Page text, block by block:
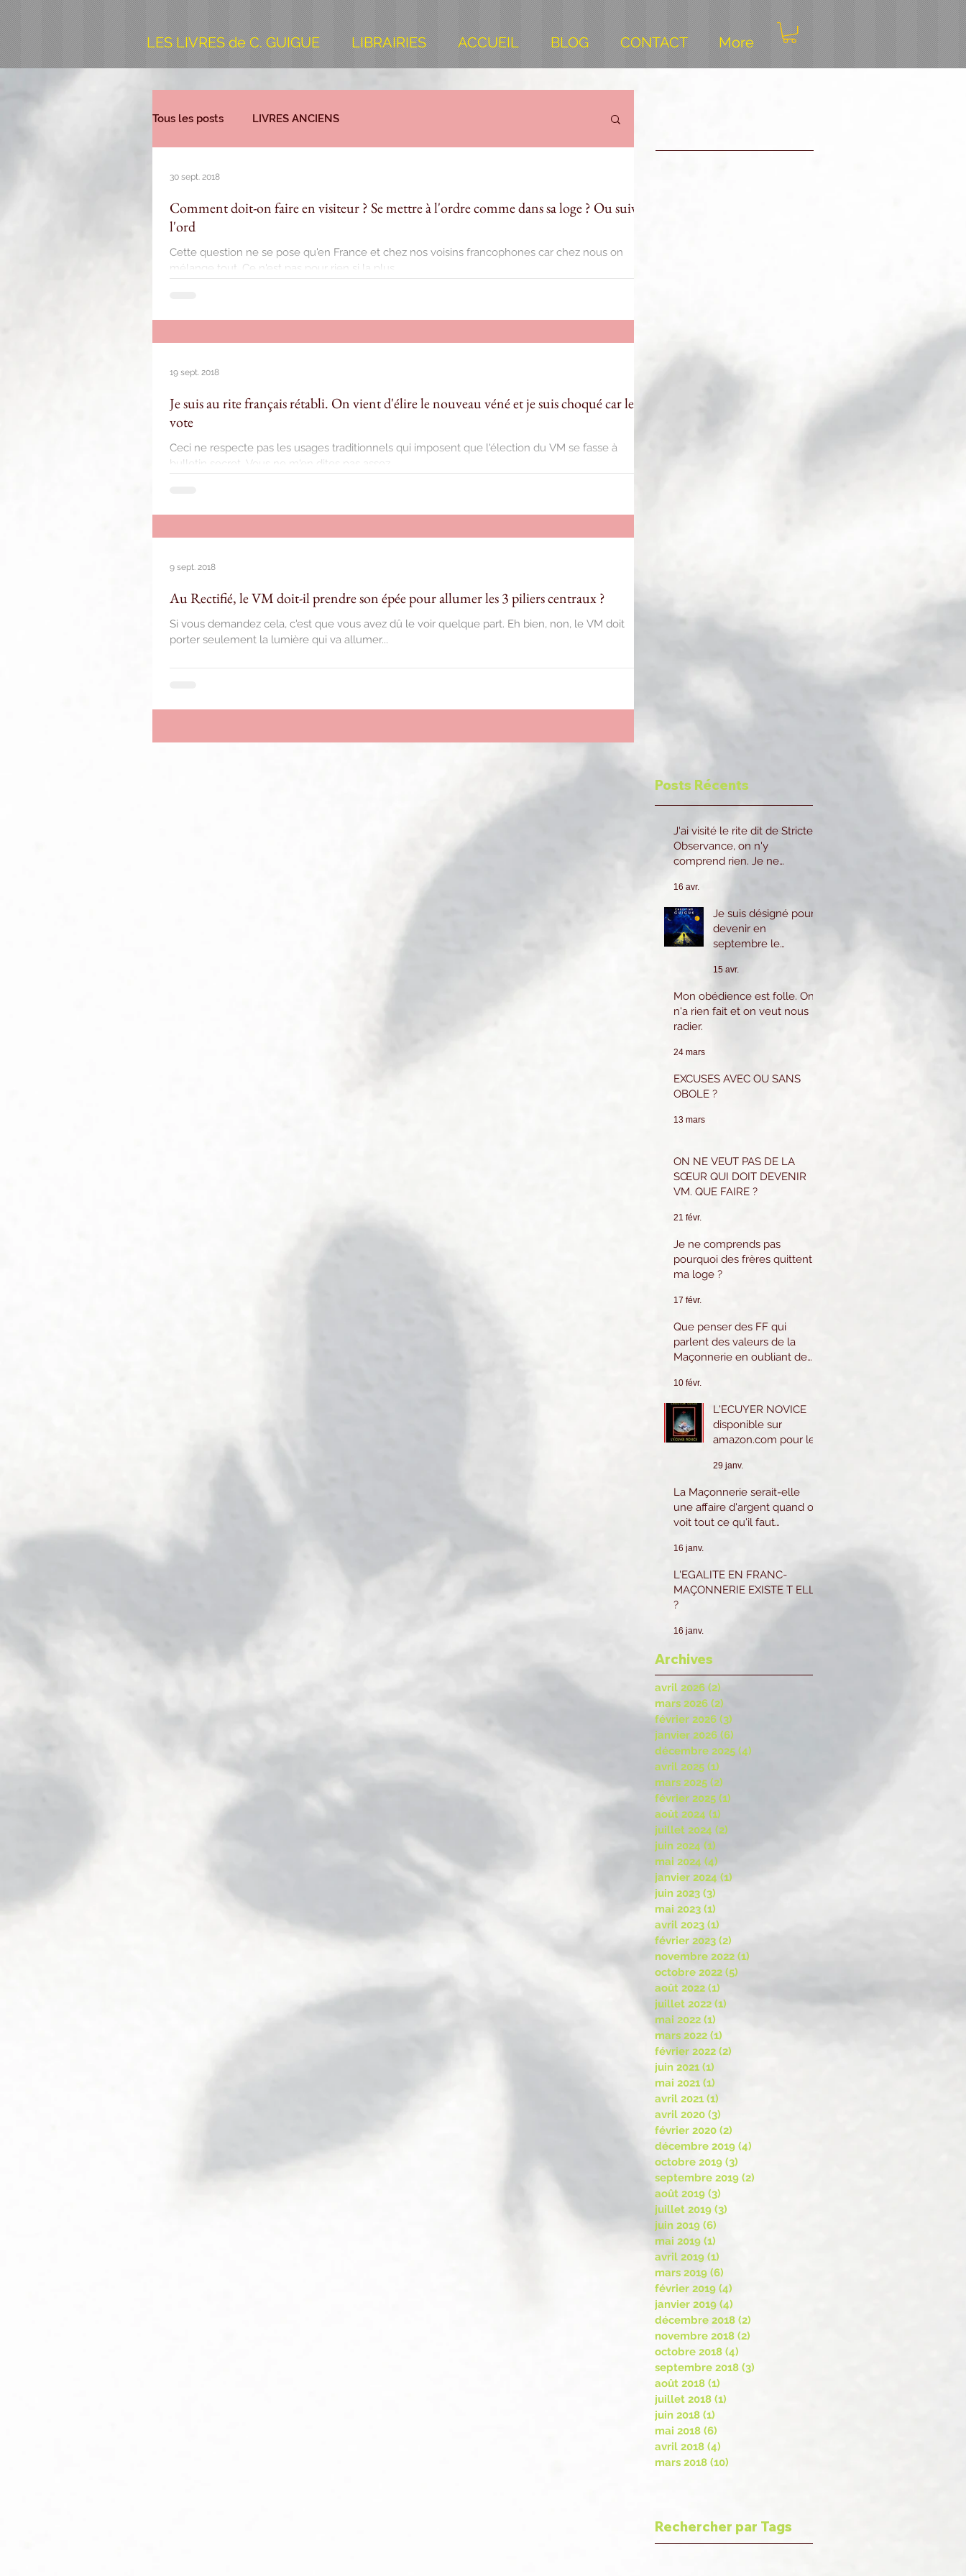
LES LIVRES de C. GUIGUE LIBRAIRIES ACCUEIL BLOG CONTACT More
Tous les posts LIVRES ANCIENS
Comment doit-on faire en visiteur ? Se mettre à l'ordre comme dans sa loge ? Ou suivre
l'ord
Cette question ne se pose qu'en France et chez nos voisins francophones car chez nous on
mélange tout. Ce n'est pas pour rien si la plus...
30 sept. 2018
Je suis au rite français rétabli. On vient d'élire le nouveau véné et je suis choqué car le
vote
Ceci ne respecte pas les usages traditionnels qui imposent que l'élection du VM se fasse à
bulletin secret. Vous ne m'en dites pas assez,...
19 sept. 2018
Au Rectifié, le VM doit-il prendre son épée pour allumer les 3 piliers centraux ?
Si vous demandez cela, c'est que vous avez dû le voir quelque part. Eh bien, non, le VM doit
porter seulement la lumière qui va allumer...
9 sept. 2018
Posts Récents
J'ai visité le rite dit de Stricte
Observance, on n'y
comprend rien. Je ne
16 avr.
Je suis désigné pour
devenir en
septembre le
Surveillant cela
m'inquiète beaucoup
car je n'ai pas le
savoir ni l'expérience
15 avr.
Mon obédience est folle. On
n'a rien fait et on veut nous
radier.
24 mars
EXCUSES AVEC OU SANS
OBOLE ?
13 mars
ON NE VEUT PAS DE LA
SŒUR QUI DOIT DEVENIR
VM. QUE FAIRE ?
21 févr.
Je ne comprends pas
pourquoi des frères quittent
ma loge ?
17 févr.
Que penser des FF qui
parlent des valeurs de la
Maçonnerie en oubliant de
10 févr.
L'ECUYER NOVICE
disponible sur
amazon.com pour le
Sur amazon.fr ou
Amazon.be pour la
France et l'Europe.
29 janv.
La Maçonnerie serait-elle
une affaire d'argent quand on
voit tout ce qu'il faut
16 janv.
L'EGALITE EN FRANC-
MAÇONNERIE EXISTE T ELLE
?
16 janv.
Archives
avril 2026 (2)
mars 2026 (2)
février 2026 (3)
janvier 2026 (6)
décembre 2025 (4)
avril 2025 (1)
mars 2025 (2)
février 2025 (1)
août 2024 (1)
juillet 2024 (2)
juin 2024 (1)
mai 2024 (4)
janvier 2024 (1)
juin 2023 (3)
mai 2023 (1)
avril 2023 (1)
février 2023 (2)
novembre 2022 (1)
octobre 2022 (5)
août 2022 (1)
juillet 2022 (1)
mai 2022 (1)
mars 2022 (1)
février 2022 (2)
juin 2021 (1)
mai 2021 (1)
avril 2021 (1)
avril 2020 (3)
février 2020 (2)
décembre 2019 (4)
octobre 2019 (3)
septembre 2019 (2)
août 2019 (3)
juillet 2019 (3)
juin 2019 (6)
mai 2019 (1)
avril 2019 (1)
mars 2019 (6)
février 2019 (4)
janvier 2019 (4)
décembre 2018 (2)
novembre 2018 (2)
octobre 2018 (4)
septembre 2018 (3)
août 2018 (1)
juillet 2018 (1)
juin 2018 (1)
mai 2018 (6)
avril 2018 (4)
mars 2018 (10)
Rechercher par Tags